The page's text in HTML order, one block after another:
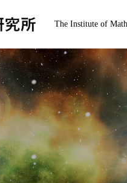
The Institute of
ページ
せ